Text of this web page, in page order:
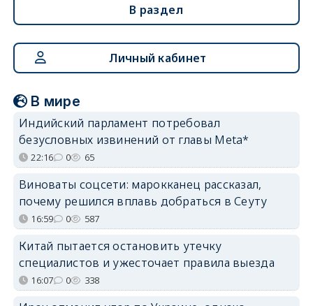
В раздел
Личный кабинет
В мире
Индийский парламент потребовал
безусловных извинений от главы Meta*
22:16 0 65
Виноваты соцсети: марокканец рассказал,
почему решился вплавь добраться в Сеуту
16:59 0 587
Китай пытается остановить утечку
специалистов и ужесточает правила выезда
16:07 0 338